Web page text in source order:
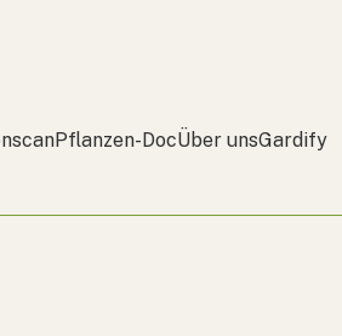
Pflanzen-DocÜber unsGardify